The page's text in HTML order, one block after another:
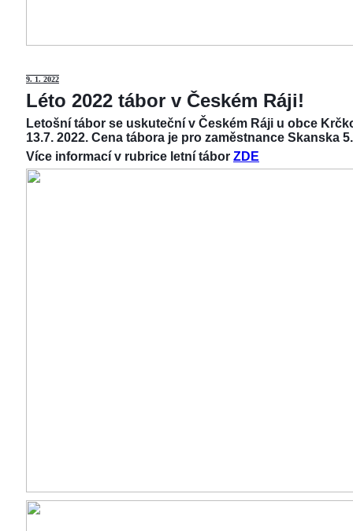
9. 1. 2022
Léto 2022 tábor v Českém Ráji!
Letošní tábor se uskuteční v Českém Ráji u obce
13.7. 2022. Cena tábora je pro zaměstnance Skanska
Více informací v rubrice letní tábor ZDE